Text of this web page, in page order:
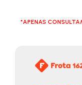
*APENAS